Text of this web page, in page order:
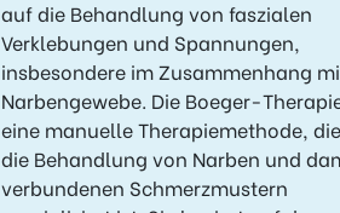
auf die Behandlung von faszialen
Verklebungen und Spannungen,
insbesondere im Zusammenhang
Narbengewebe. Die Boeger-
eine manuelle Therapiemethode,
die Behandlung von Narben und
verbundenen Schmerzmustern